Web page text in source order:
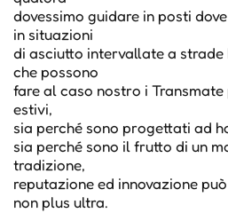
dovessimo guidare in posti
in situazioni
di asciutto intervallate a
che possono
fare al caso nostro i
estivi,
sia perché sono progettati ad
sia perché sono il frutto di un
tradizione,
reputazione ed innovazione
non plus ultra.